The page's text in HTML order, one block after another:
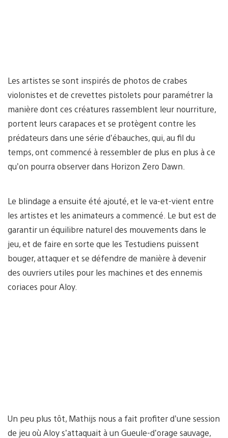
Les artistes se sont inspirés de photos de crabes
violonistes et de crevettes pistolets pour paramétrer la
manière dont ces créatures rassemblent leur nourriture,
portent leurs carapaces et se protègent contre les
prédateurs dans une série d’ébauches, qui, au fil du
temps, ont commencé à ressembler de plus en plus à ce
qu’on pourra observer dans Horizon Zero Dawn.
Le blindage a ensuite été ajouté, et le va-et-vient entre
les artistes et les animateurs a commencé. Le but est de
garantir un équilibre naturel des mouvements dans le
jeu, et de faire en sorte que les Testudiens puissent
bouger, attaquer et se défendre de manière à devenir
des ouvriers utiles pour les machines et des ennemis
coriaces pour Aloy.
Un peu plus tôt, Mathijs nous a fait profiter d’une session
de jeu où Aloy s’attaquait à un Gueule-d’orage sauvage,